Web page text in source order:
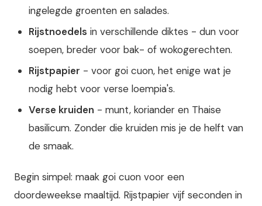
ingelegde groenten en salades.
Rijstnoedels in verschillende diktes - dun voor
soepen, breder voor bak- of wokogerechten.
Rijstpapier - voor goi cuon, het enige wat je
nodig hebt voor verse loempia's.
Verse kruiden - munt, koriander en Thaise
basilicum. Zonder die kruiden mis je de helft van
de smaak.
Begin simpel: maak goi cuon voor een
doordeweekse maaltijd. Rijstpapier vijf seconden in